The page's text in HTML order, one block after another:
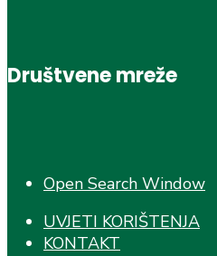
Društvene mreže
Open Search Window
UVJETI KORIŠTENJA
KONTAKT